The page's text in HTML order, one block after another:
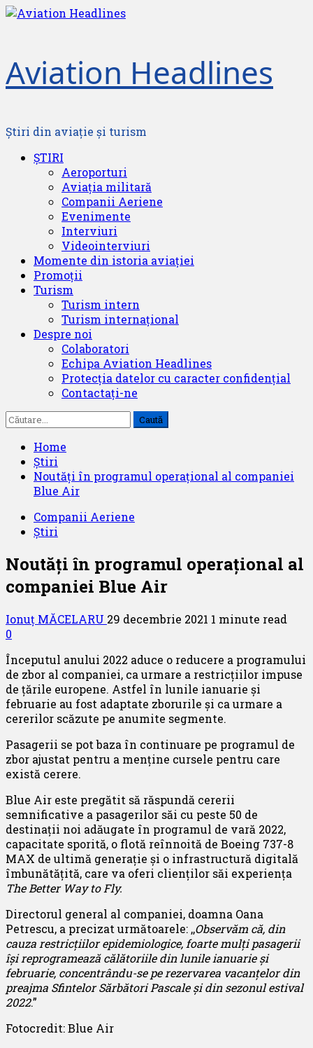
Skip
Aviation Headlines
Știri din aviație și turism
Primary
ȘTIRI
Aeroporturi
Aviația militară
Companii Aeriene
Evenimente
Interviuri
Videointerviuri
Momente din istoria aviației
Promoții
Turism
Turism intern
Turism internațional
Despre noi
Colaboratori
Echipa Aviation Headlines
Protecția datelor cu caracter confidențial
Contactați-ne
Caută
după:
Home
Știri
Noutăți în programul operațional al companiei
Blue Air
Companii Aeriene
Știri
Noutăți în programul operațional al
companiei Blue Air
Ionuț MĂCELARU 29 decembrie 2021 1 minute read
0
Începutul anului 2022 aduce o reducere a programului
de zbor al companiei, ca urmare a restricțiilor impuse
de țările europene. Astfel în lunile ianuarie și
februarie au fost adaptate zborurile și ca urmare a
cererilor scăzute pe anumite segmente.
Pasagerii se pot baza în continuare pe programul de
zbor ajustat pentru a menține cursele pentru care
există cerere.
Blue Air este pregătit să răspundă cererii
semnificative a pasagerilor săi cu peste 50 de
destinații noi adăugate în programul de vară 2022,
capacitate sporită, o flotă reînnoită de Boeing 737-8
MAX de ultimă generație și o infrastructură digitală
îmbunătățită, care va oferi clienților săi experiența
The Better Way to Fly.
Directorul general al companiei, doamna Oana
Petrescu, a precizat următoarele: ,,Observăm că, din
cauza restricțiilor epidemiologice, foarte mulți pasagerii
își reprogramează călătoriile din lunile ianuarie și
februarie, concentrându-se pe rezervarea vacanțelor din
preajma Sfintelor Sărbători Pascale și din sezonul estival
2022.”
Fotocredit: Blue Air